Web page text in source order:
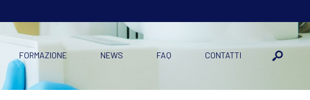
FORMAZIONE NEWS FAQ CONTATTI